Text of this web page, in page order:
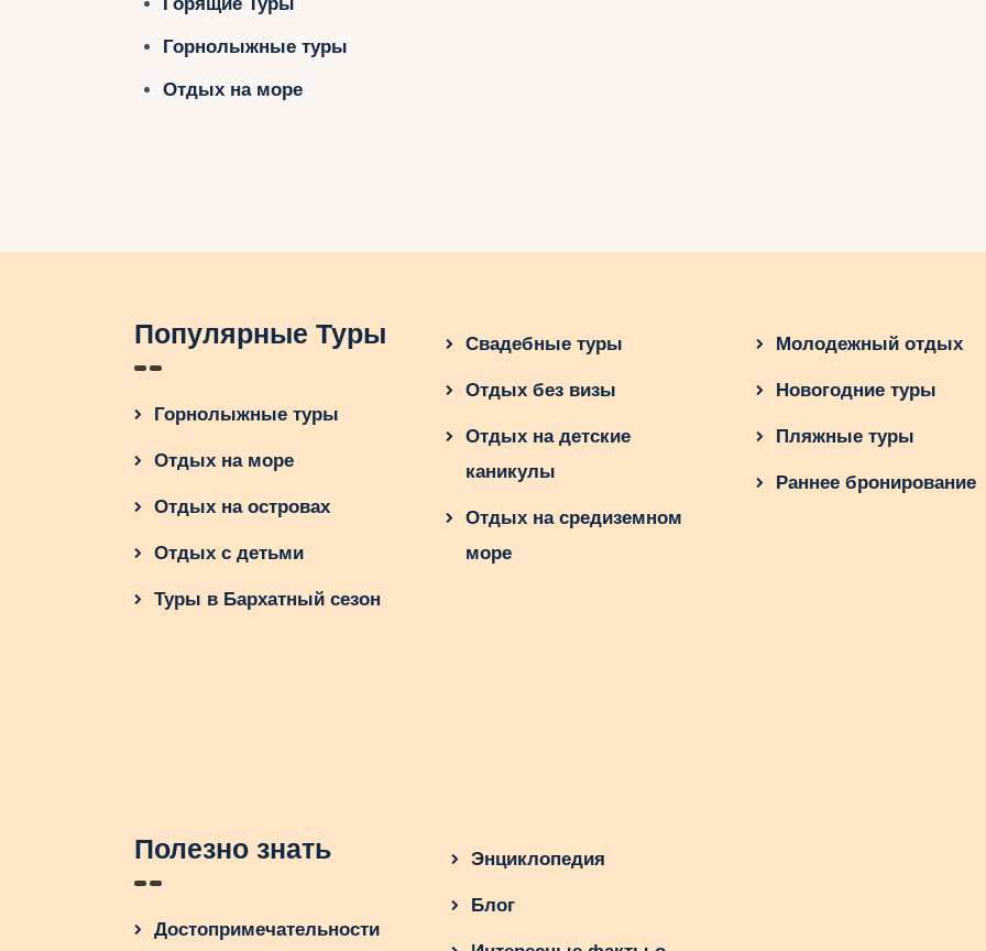
Горнолыжные туры
Отдых на море
Популярные Туры
Горнолыжные туры
Отдых на море
Отдых на островах
Отдых с детьми
Туры в Бархатный сезон
Свадебные туры
Отдых без визы
Отдых на детские
каникулы
Отдых на средиземном
море
Молодежный отдых
Новогодние туры
Пляжные туры
Раннее бронирование
Полезно знать
Достопримечательности
Энциклопедия
Блог